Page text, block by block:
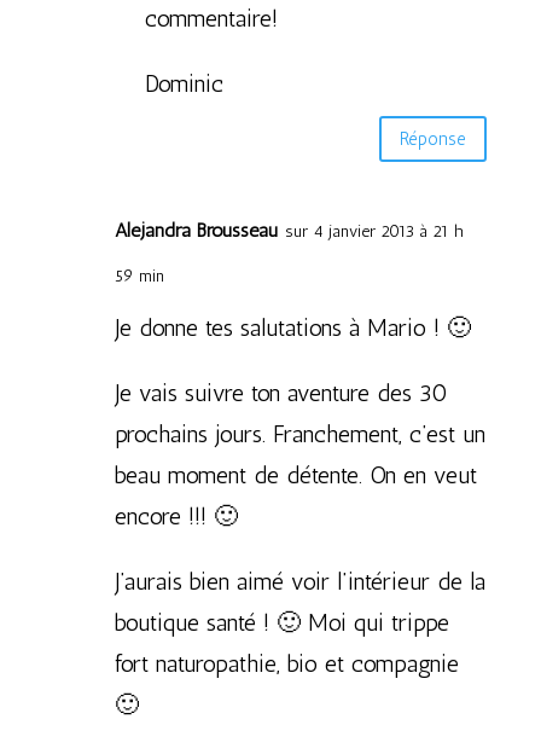
commentaire!
Dominic
Réponse
Alejandra Brousseau sur 4 janvier 2013 à 21 h
59 min
Je donne tes salutations à Mario ! 🙂
Je vais suivre ton aventure des 30
prochains jours. Franchement, c’est un
beau moment de détente. On en veut
encore !!! 🙂
J’aurais bien aimé voir l’intérieur de la
boutique santé ! 🙂 Moi qui trippe
fort naturopathie, bio et compagnie
🙂